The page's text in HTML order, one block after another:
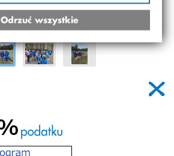
Odrzuć wszystkie